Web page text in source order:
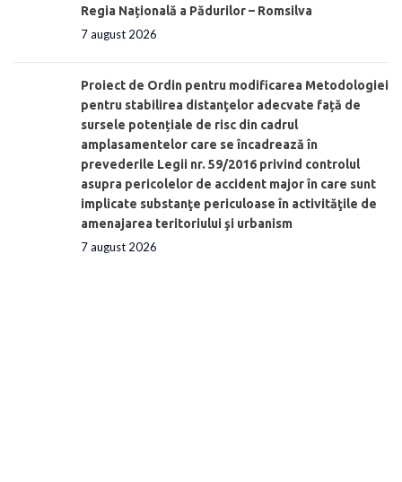
Regia Națională a Pădurilor – Romsilva
7 august 2026
Proiect de Ordin pentru modificarea Metodologiei
pentru stabilirea distanţelor adecvate față de
sursele potențiale de risc din cadrul
amplasamentelor care se încadrează în
prevederile Legii nr. 59/2016 privind controlul
asupra pericolelor de accident major în care sunt
implicate substanţe periculoase în activităţile de
amenajarea teritoriului şi urbanism
7 august 2026